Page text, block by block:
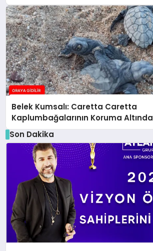
Belek Kumsalı: Caretta Caretta
Kaplumbağalarının Koruma Altında
Son Dakika